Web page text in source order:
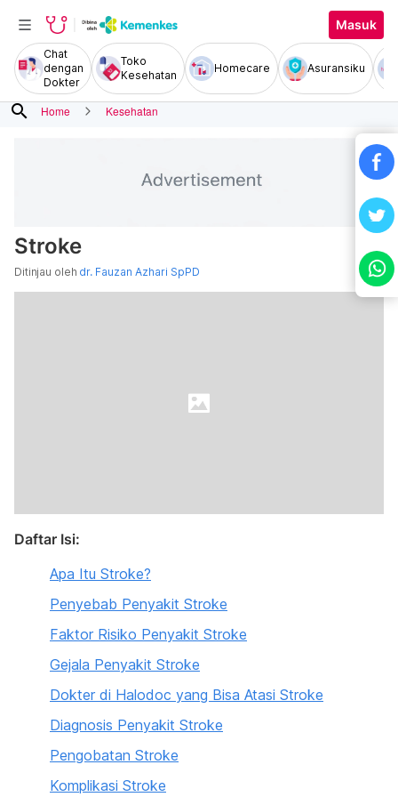
Masuk
Chat
dengan
Dokter
Toko
Kesehatan
Homecare Asuransiku
search Home Kesehatan
Stroke
Ditinjau oleh dr. Fauzan Azhari SpPD
Daftar Isi:
Apa Itu Stroke?
Penyebab Penyakit Stroke
Faktor Risiko Penyakit Stroke
Gejala Penyakit Stroke
Dokter di Halodoc yang Bisa Atasi Stroke
Diagnosis Penyakit Stroke
Pengobatan Stroke
Komplikasi Stroke